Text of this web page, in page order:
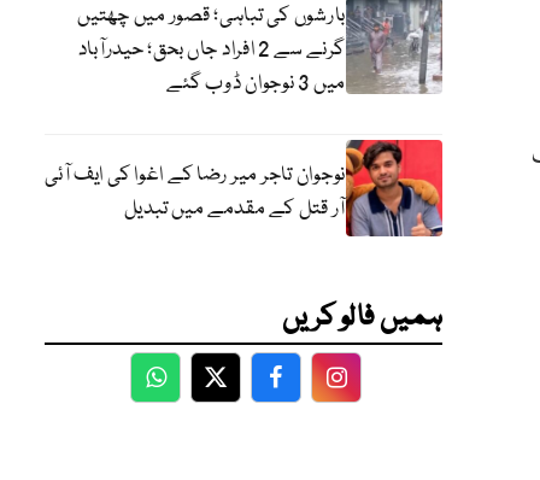
بارشوں کی تباہی؛ قصور میں چھتیں
گرنے سے 2 افراد جاں بحق؛ حیدرآباد
میں 3 نوجوان ڈوب گئے
نوجوان تاجر میر رضا کے اغوا کی ایف آئی
آر قتل کے مقدمے میں تبدیل
ہمیں فالو کریں
WhatsApp
TwitterFacebookFacebook